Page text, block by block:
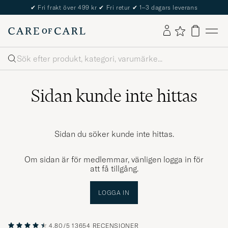
✔ Fri frakt över 499 kr ✔ Fri retur ✔ 1–3 dagars leverans
Sök
Sidan kunde inte hittas
Sidan du söker kunde inte hittas.
Om sidan är för medlemmar, vänligen logga in för
att få tillgång.
LOGGA IN
4.80/5 13654 RECENSIONER